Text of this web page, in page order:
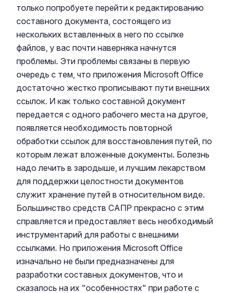
только попробуете перейти к редактированию
составного документа, состоящего из
нескольких вставленных в него по ссылке
файлов, у вас почти наверняка начнутся
проблемы. Эти проблемы связаны в первую
очередь с тем, что приложения Microsoft Office
достаточно жестко прописывают пути внешних
ссылок. И как только составной документ
передается с одного рабочего места на другое,
появляется необходимость повторной
обработки ссылок для восстановления путей, по
которым лежат вложенные документы. Болезнь
надо лечить в зародыше, и лучшим лекарством
для поддержки целостности документов
служит хранение путей в относительном виде.
Большинство средств САПР прекрасно с этим
справляется и предоставляет весь необходимый
инструментарий для работы с внешними
ссылками. Но приложения Microsoft Office
изначально не были предназначены для
разработки составных документов, что и
сказалось на их "особенностях" при работе с